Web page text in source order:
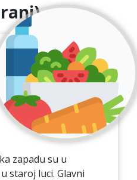
zapadu su u
staroj luci. Glavni